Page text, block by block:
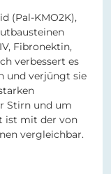
(Pal-KMO2K),
Fibronektin,
verbessert es
und verjüngt sie
Stirn und um
ist mit der von
vergleichbar.